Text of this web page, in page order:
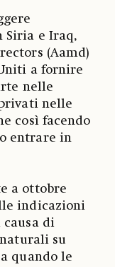
e Iraq,
(Aamd)
a fornire
nelle
nelle
così facendo
entrare in
a ottobre
indicazioni
causa di
su
quando le